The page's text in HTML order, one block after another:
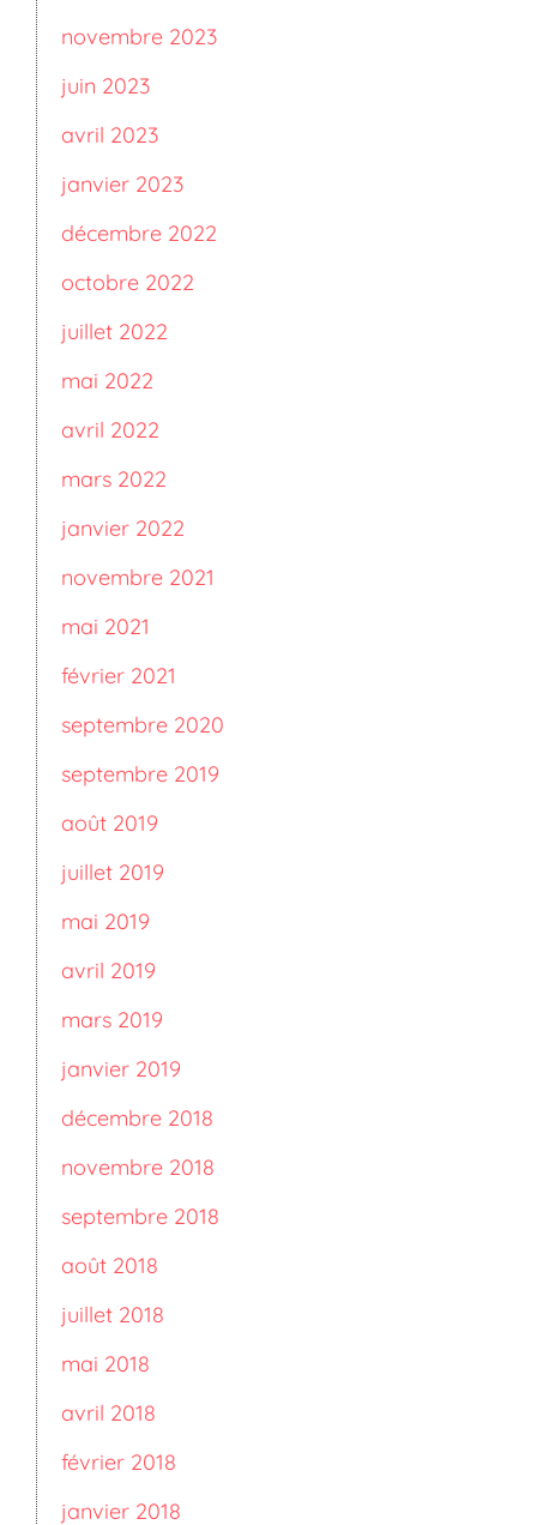
novembre 2023
juin 2023
avril 2023
janvier 2023
décembre 2022
octobre 2022
juillet 2022
mai 2022
avril 2022
mars 2022
janvier 2022
novembre 2021
mai 2021
février 2021
septembre 2020
septembre 2019
août 2019
juillet 2019
mai 2019
avril 2019
mars 2019
janvier 2019
décembre 2018
novembre 2018
septembre 2018
août 2018
juillet 2018
mai 2018
avril 2018
février 2018
janvier 2018